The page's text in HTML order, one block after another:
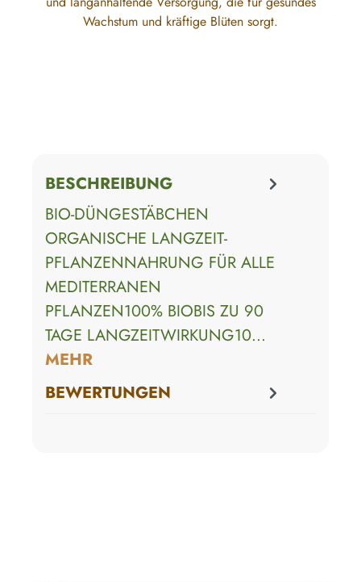
Wachstum und kräftige Blüten sorgt.
BESCHREIBUNG
BIO-DÜNGESTÄBCHEN
ORGANISCHE LANGZEIT-
PFLANZENNAHRUNG FÜR ALLE
MEDITERRANEN
PFLANZEN100% BIOBIS ZU 90
TAGE LANGZEITWIRKUNG10…
MEHR
BEWERTUNGEN